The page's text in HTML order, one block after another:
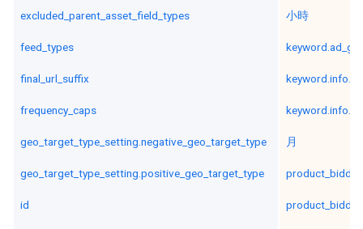
excluded_parent_asset_field_types
feed_types
final_url_suffix
frequency_caps
geo_target_type_setting.negative_geo_target_type
geo_target_type_setting.positive_geo_target_type
id
小時
月